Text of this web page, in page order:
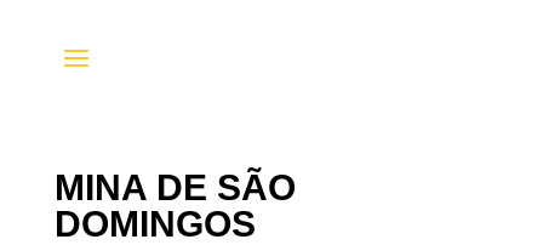
MINA DE SÃO
DOMINGOS